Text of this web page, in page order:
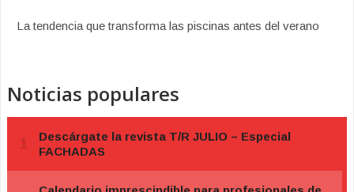
La tendencia que transforma las piscinas antes del verano
Noticias populares